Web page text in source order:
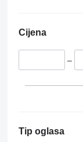
Cijena
–
Tip oglasa